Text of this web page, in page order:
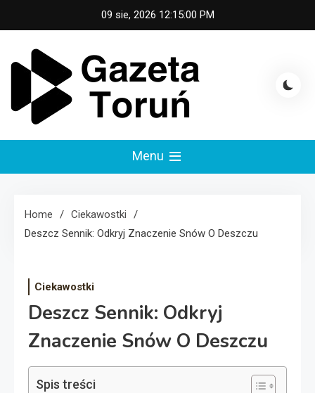
to
content
09 sie, 2026 12:15:00 PM
Gazeta Toruń
Menu
Home
Ciekawostki
Deszcz Sennik: Odkryj Znaczenie Snów O Deszczu
Ciekawostki
Deszcz Sennik: Odkryj
Znaczenie Snów O Deszczu
Spis treści